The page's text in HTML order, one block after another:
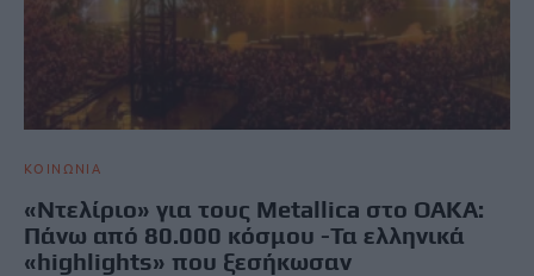
ΚΟΙΝΩΝΙΑ
«Ντελίριο» για τους Metallica στο ΟΑΚΑ:
Πάνω από 80.000 κόσμου - Τα ελληνικά
«highlights» που ξεσήκωσαν